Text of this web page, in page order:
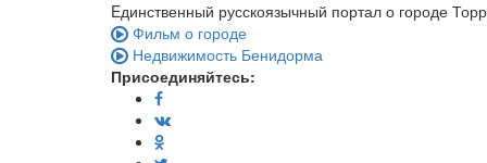
Eдинственный русскоязычный портал о городе
Фильм о городе
Недвижимость Бенидорма
Присоединяйтесь: